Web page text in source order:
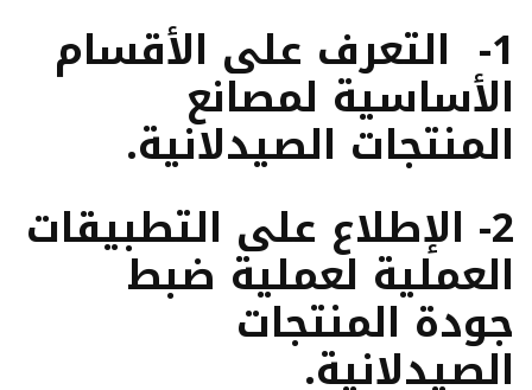
1- التعرف على الأقسام
الأساسية لمصانع
المنتجات الصيدلانية.
2- الإطلاع على التطبيقات
العملية لعملية ضبط
جودة المنتجات
الصيدلانية.